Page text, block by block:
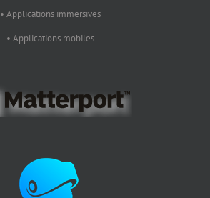
• Applications immersives
• Applications mobiles